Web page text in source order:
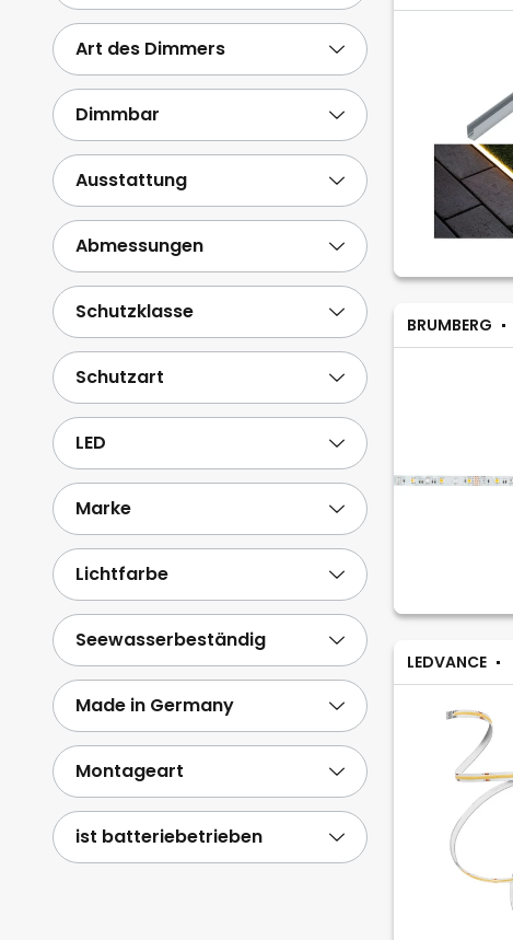
BRUMBERG
LEDVANCE
Art des Dimmers
Dimmbar
Ausstattung
Abmessungen
Schutzklasse
Schutzart
LED
Marke
Lichtfarbe
Seewasserbeständig
Made in Germany
Montageart
ist batteriebetrieben